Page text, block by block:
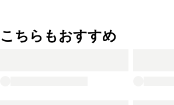
こちらもおすすめ